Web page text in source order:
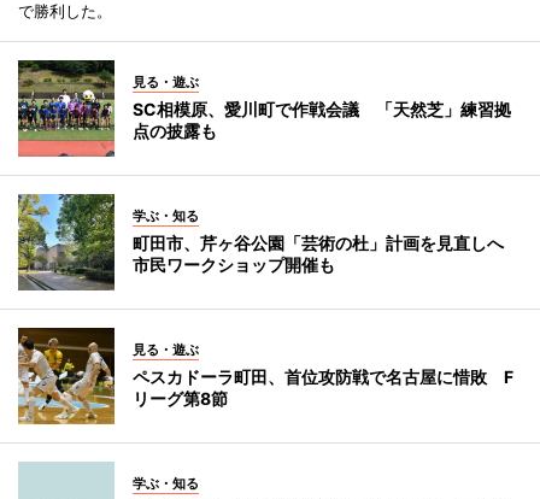
で勝利した。
見る・遊ぶ
SC相模原、愛川町で作戦会議 「天然芝」練習拠
点の披露も
学ぶ・知る
町田市、芹ヶ谷公園「芸術の杜」計画を見直しへ
市民ワークショップ開催も
見る・遊ぶ
ペスカドーラ町田、首位攻防戦で名古屋に惜敗 F
リーグ第8節
学ぶ・知る